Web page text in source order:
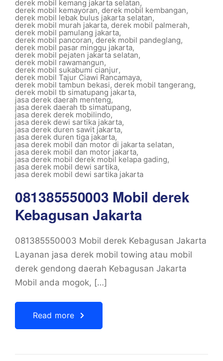
derek mobil kemang jakarta selatan,
derek mobil kemayoran, derek mobil kembangan,
derek mobil lebak bulus jakarta selatan,
derek mobil murah jakarta, derek mobil palmerah,
derek mobil pamulang jakarta,
derek mobil pancoran,derek mobil pandeglang,
derek mobil pasar minggu jakarta,
derek mobil pejaten jakarta selatan,
derek mobil rawamangun,
derek mobil sukabumi cianjur,
derek mobil Tajur Ciawi Rancamaya,
derek mobil tambun bekasi, derek mobil tangerang,
derek mobil tb simatupang jakarta,
jasa derek daerah menteng,
jasa derek daerah tb simatupang,
jasa derek derek mobilindo,
jasa derek dewi sartika jakarta,
jasa derek duren sawit jakarta,
jasa derek duren tiga jakarta,
jasa derek mobil dan motor di jakarta selatan,
jasa derek mobil dan motor jakarta,
jasa derek mobil derek mobil kelapa gading,
jasa derek mobil dewi sartika,
jasa derek mobil dewi sartika jakarta
081385550003 Mobil derek
Kebagusan Jakarta
081385550003 Mobil derek Kebagusan Jakarta
Layanan jasa derek mobil towing atau mobil
derek gendong daerah Kebagusan Jakarta
Mobil anda mogok, […]
Read more